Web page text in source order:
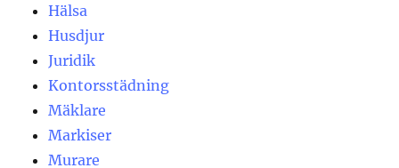
Hälsa
Husdjur
Juridik
Kontorsstädning
Mäklare
Markiser
Murare